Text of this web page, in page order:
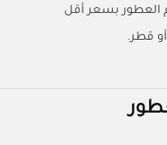
العطور بسعر أقل
قطر.